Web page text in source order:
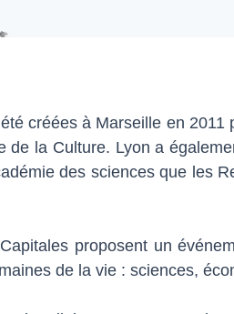
créées à Marseille en
de la Culture. Lyon a
des sciences que les
proposent un
de la vie : sciences,